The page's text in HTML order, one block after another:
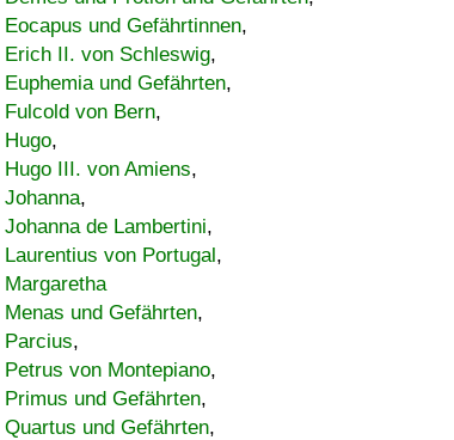
Eocapus und Gefährtinnen,
Erich II. von Schleswig,
Euphemia und Gefährten,
Fulcold von Bern,
Hugo,
Hugo III. von Amiens,
Johanna,
Johanna de Lambertini,
Laurentius von Portugal,
Margaretha
Menas und Gefährten,
Parcius,
Petrus von Montepiano,
Primus und Gefährten,
Quartus und Gefährten,